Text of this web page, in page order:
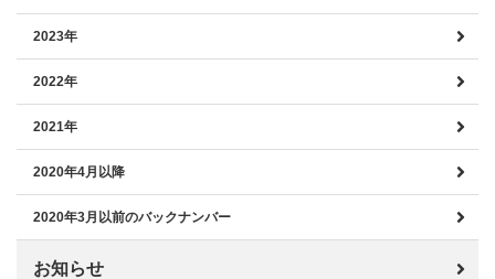
2023年
2022年
2021年
2020年4月以降
2020年3月以前のバックナンバー
お知らせ